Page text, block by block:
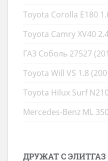
Toyota Corolla E180
Toyota Camry XV40
ГАЗ Соболь 27527
Toyota Will VS 1.8
Toyota Hilux Surf
Mercedes-Benz ML
ДРУЖАТ С ЭЛИТГАЗ